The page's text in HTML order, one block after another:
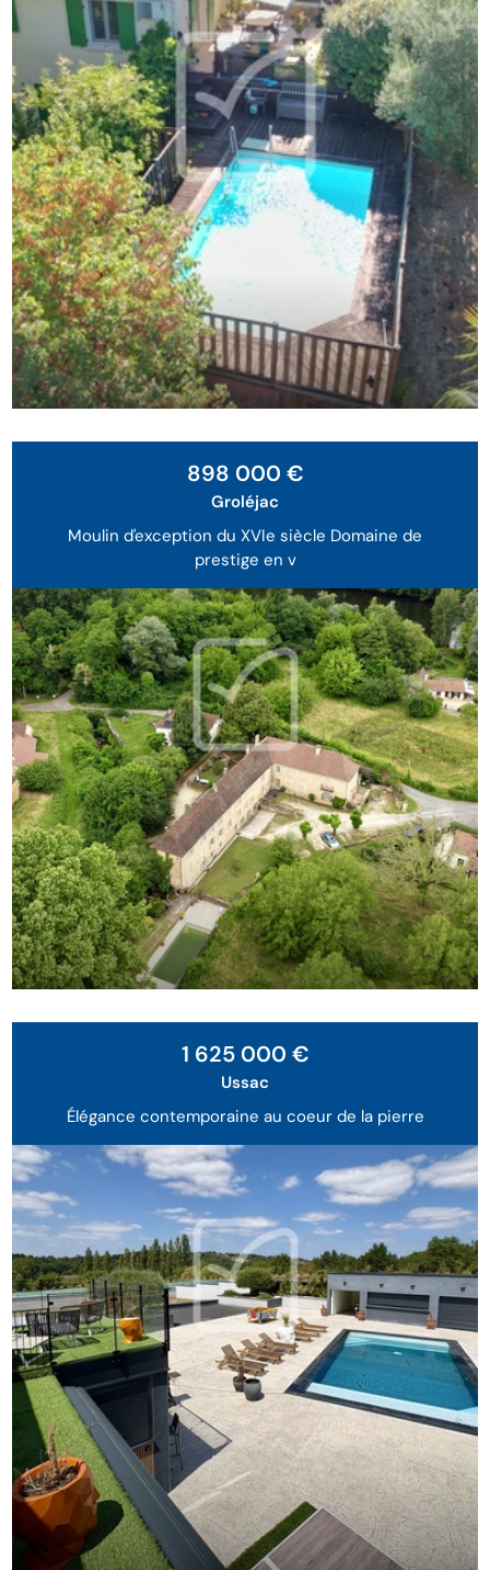
Moulin d'exception du XVIe siècle Domaine de
prestige en v
898 000 €
Groléjac
Élégance contemporaine au coeur de la pierre
1 625 000 €
Ussac